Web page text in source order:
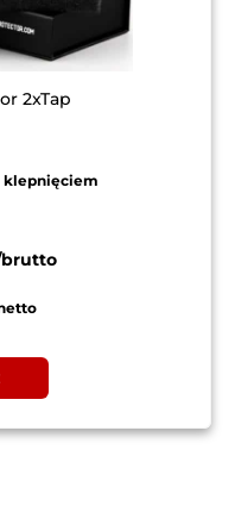
2xTap
klepnięciem